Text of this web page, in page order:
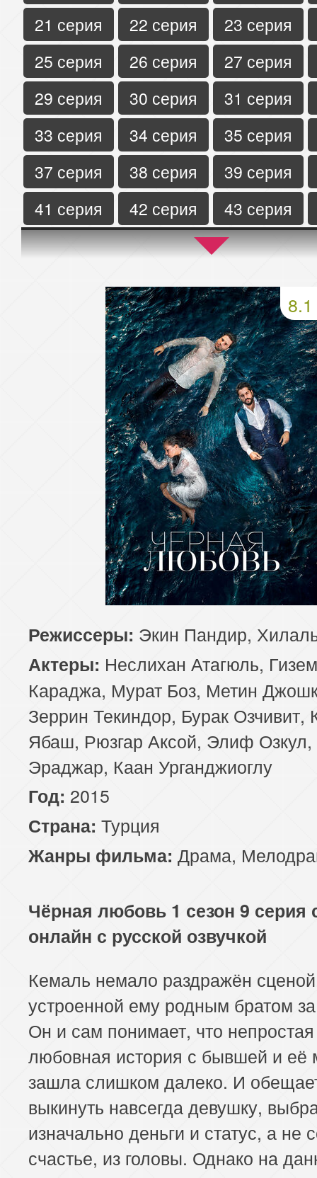
21 серия
22 серия
23 серия
25 серия
26 серия
27 серия
29 серия
30 серия
31 серия
33 серия
34 серия
35 серия
37 серия
38 серия
39 серия
41 серия
42 серия
43 серия
45 серия
46 серия
47 серия
50 серия
51 серия
54 серия
55 серия
58 серия
59 серия
62 серия
63 серия
66 серия
67 серия
70 серия
71 серия
74 серия
75 серия
78 серия
79 серия
82 серия
83 серия
86 серия
87 серия
91 серия
93 серия
94 серия
95 серия
97 серия
98 серия 99 серия
101 серия
102 серия 103 серия
105 серия
109 серия
110 серия
113 серия
114 серия
8.1
Режиссеры: Экин Пандир,
Актеры: Неслихан Атагюль, Гизем
Караджа, Мурат Боз, Метин
Зеррин Текиндор, Бурак Озчивит,
Ябаш, Рюзгар Аксой, Элиф Озкул,
Эраджар, Каан Урганджиоглу
Год: 2015
Страна: Турция
Жанры фильма: Драма,
Чёрная любовь 1 сезон 9 серия
онлайн с русской озвучкой
Кемаль немало раздражён
устроенной ему родным братом
Он и сам понимает, что непростая
любовная история с бывшей и её
зашла слишком далеко. И
выкинуть навсегда девушку,
изначально деньги и статус, а не
счастье, из головы. Однако на